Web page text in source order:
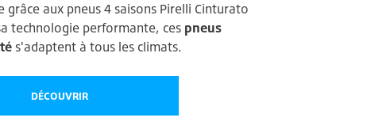
aux pneus 4 saisons Pirelli Cinturato
technologie performante, ces pneus
s'adaptent à tous les climats.
DÉCOUVRIR